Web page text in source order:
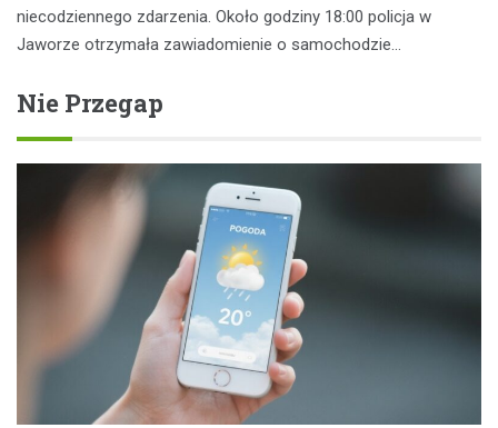
niecodziennego zdarzenia. Około godziny 18:00 policja w
Jaworze otrzymała zawiadomienie o samochodzie…
Nie Przegap